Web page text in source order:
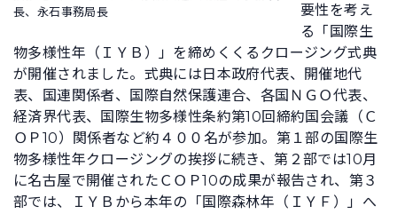
長、永石事務局長
要性を考え
る「国際生
物多様性年（ＩＹＢ）」を締めくくるクロージング式典
が開催されました。式典には日本政府代表、開催地代
表、国連関係者、国際自然保護連合、各国ＮＧＯ代表、
経済界代表、国際生物多様性条約第10回締約国会議（Ｃ
ＯＰ10）関係者など約４００名が参加。第１部の国際生
物多様性年クロージングの挨拶に続き、第２部では10月
に名古屋で開催されたＣＯＰ10の成果が報告され、第３
部では、ＩＹＢから本年の「国際森林年（ＩＹＦ）」へ